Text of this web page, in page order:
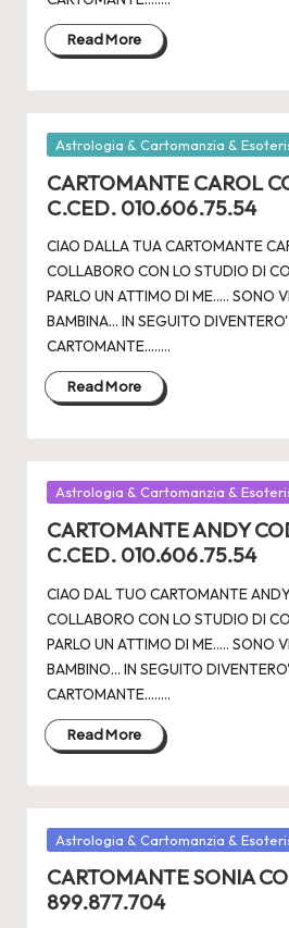
Read More
Posted
Astrologia & Cartomanzia &
CARTOMANTE CAROL
C.CED. 010.606.75.54
CIAO DALLA TUA CARTOMANTE
COLLABORO CON LO STUDIO DI
PARLO UN ATTIMO DI ME..... SONO
BAMBINA... IN SEGUITO
CARTOMANTE.....…
Read More
Posted
Astrologia & Cartomanzia &
CARTOMANTE ANDY
C.CED. 010.606.75.54
CIAO DAL TUO CARTOMANTE
COLLABORO CON LO STUDIO DI
PARLO UN ATTIMO DI ME..... SONO
BAMBINO... IN SEGUITO
CARTOMANTE.....…
Read More
Posted
Astrologia & Cartomanzia &
CARTOMANTE SONIA
899.877.704